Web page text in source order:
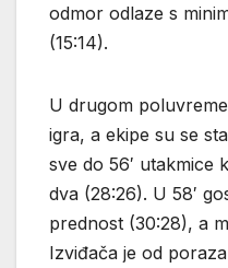
odmor odlaze s
(15:14).
U drugom
igra, a ekipe su se
sve do 56′ utakmice
dva (28:26). U 58′
prednost (30:28), a
Izviđača je od